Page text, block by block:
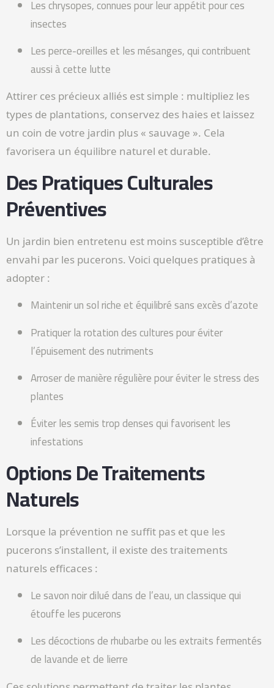
Les chrysopes, connues pour leur appétit pour ces
insectes
Les perce-oreilles et les mésanges, qui contribuent
aussi à cette lutte
Attirer ces précieux alliés est simple : multipliez les
types de plantations, conservez des haies et laissez
un coin de votre jardin plus « sauvage ». Cela
favorisera un équilibre naturel et durable.
Des Pratiques Culturales
Préventives
Un jardin bien entretenu est moins susceptible d’être
envahi par les pucerons. Voici quelques pratiques à
adopter :
Maintenir un sol riche et équilibré sans excès d’azote
Pratiquer la rotation des cultures pour éviter
l’épuisement des nutriments
Arroser de manière régulière pour éviter le stress des
plantes
Éviter les semis trop denses qui favorisent les
infestations
Options De Traitements
Naturels
Lorsque la prévention ne suffit pas et que les
pucerons s’installent, il existe des traitements
naturels efficaces :
Le savon noir dilué dans de l’eau, un classique qui
étouffe les pucerons
Les décoctions de rhubarbe ou les extraits fermentés
de lavande et de lierre